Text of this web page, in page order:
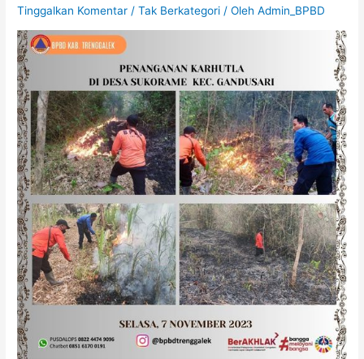
Tinggalkan Komentar /Tak Berkategori / OlehAdmin_BPBD